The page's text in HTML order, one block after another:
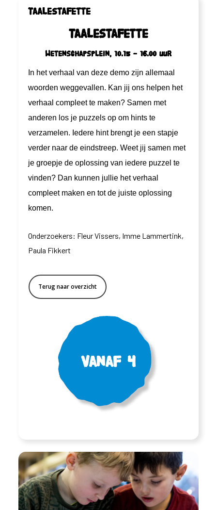
Taalestafette
Taalestafette
Wetenschapsplein, 10.15 – 16.00 uur
In het verhaal van deze demo zijn allemaal
woorden weggevallen. Kan jij ons helpen het
verhaal compleet te maken? Samen met
anderen los je puzzels op om hints te
verzamelen. Iedere hint brengt je een stapje
verder naar de eindstreep. Weet jij samen met
je groepje de oplossing van iedere puzzel te
vinden? Dan kunnen jullie het verhaal
compleet maken en tot de juiste oplossing
komen.
Onderzoekers: Fleur Vissers, Imme Lammertink,
Paula Fikkert
Terug naar overzicht
Vanaf 4